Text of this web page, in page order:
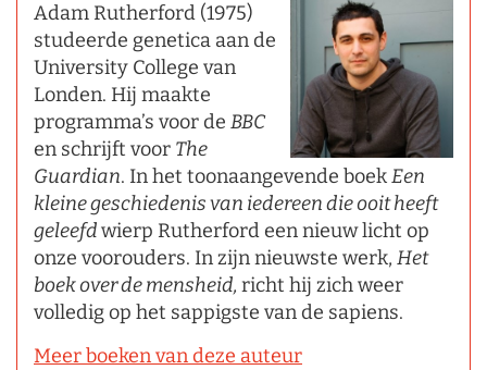
Adam Rutherford (1975)
studeerde genetica aan de
University College van
Londen. Hij maakte
programma’s voor de BBC
en schrijft voor The
Guardian. In het toonaangevende boekEen
kleine geschiedenis van iedereen die ooit heeft
geleefdwierp Rutherford een nieuw licht op
onze voorouders. In zijn nieuwste werk, Het
boek over de mensheid, richt hij zich weer
volledig op het sappigste van de sapiens.
Meer boeken van deze auteur